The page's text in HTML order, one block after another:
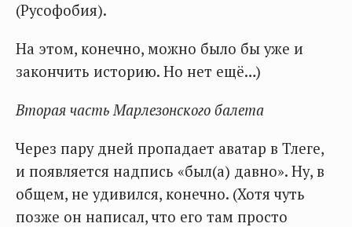
(Русофобия).
На этом, конечно, можно было бы уже и
закончить историю. Но нет ещё…)
Вторая часть Марлезонского балета
Через пару дней пропадает аватар в Тлеге,
и появляется надпись «был(а) давно». Ну, в
общем, не удивился, конечно. (Хотя чуть
позже он написал, что его там просто